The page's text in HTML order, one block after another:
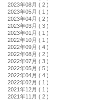
2023年08月 ( 2 )
2023年05月 ( 1 )
2023年04月 ( 2 )
2023年03月 ( 3 )
2023年01月 ( 1 )
2022年10月 ( 1 )
2022年09月 ( 4 )
2022年08月 ( 2 )
2022年07月 ( 3 )
2022年05月 ( 5 )
2022年04月 ( 4 )
2022年02月 ( 1 )
2021年12月 ( 1 )
2021年11月 ( 2 )